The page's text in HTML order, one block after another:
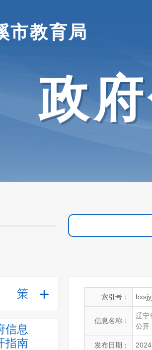
市教育局
政
策
信息
指南
索引号：
信息名称：
辽宁
公开
发布日期：